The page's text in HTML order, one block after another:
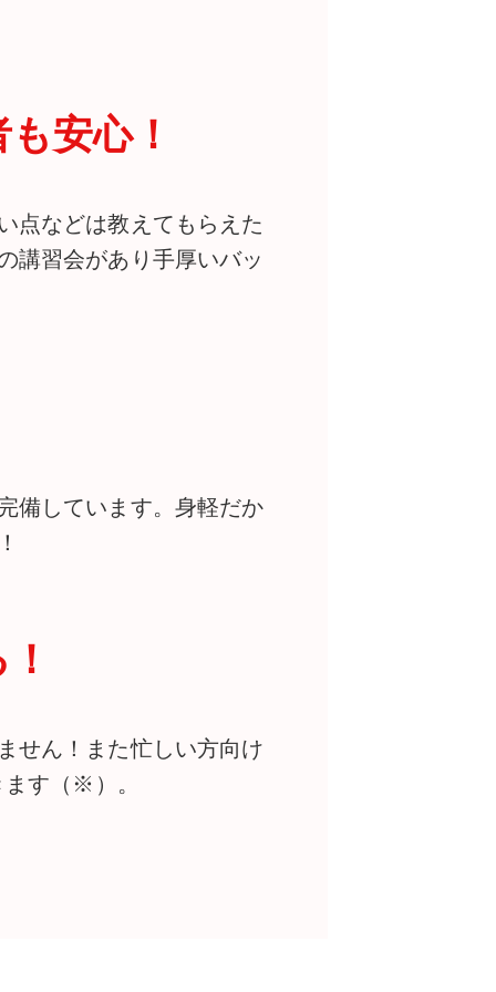
安心！
点などは教えてもらえた
講習会があり手厚いバッ
備しています。身軽だか
せん！また忙しい方向け
す（※）。